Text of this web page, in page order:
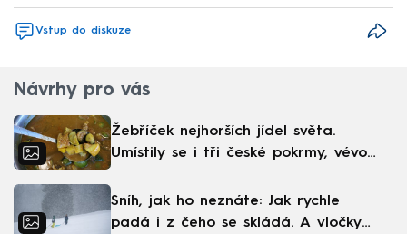
Vstup do diskuze
Návrhy pro vás
Žebříček nejhorších jídel světa.
Umístily se i tři české pokrmy, vévodí
Sníh, jak ho neznáte: Jak rychle
padá i z čeho se skládá. A vločky